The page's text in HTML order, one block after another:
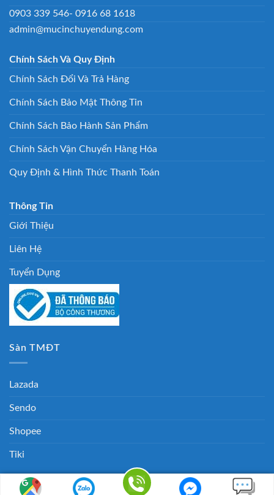
0903 339 546- 0916 68 1618
admin@mucinchuyendung.com
Chính Sách Và Quy Định
Chính Sách Đổi Và Trả Hàng
Chính Sách Bảo Mật Thông Tin
Chính Sách Bảo Hành Sản Phẩm
Chính Sách Vận Chuyển Hàng Hóa
Quy Định & Hình Thức Thanh Toán
Thông Tin
Giới Thiệu
Liên Hệ
Tuyển Dụng
Sàn TMĐT
Lazada
Sendo
Shopee
Tiki